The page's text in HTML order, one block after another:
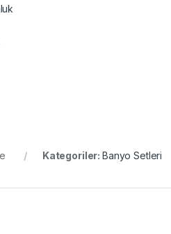
Kategoriler: Banyo Setleri